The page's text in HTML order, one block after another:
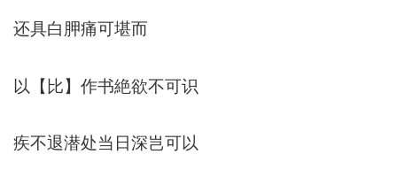
还具白胛痛可堪而
以【比】作书絶欲不可识
疾不退潜处当日深岂可以